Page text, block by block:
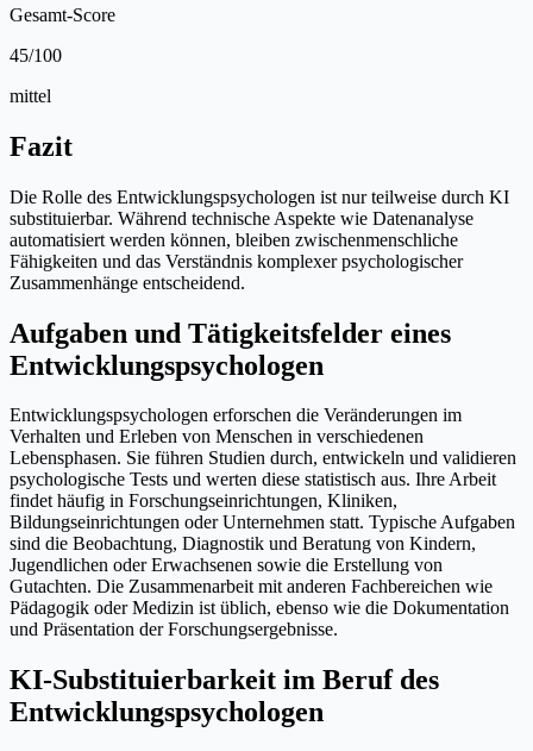
Gesamt-Score
45/100
mittel
Fazit
Die Rolle des Entwicklungspsychologen ist nur teilweise durch KI
substituierbar. Während technische Aspekte wie Datenanalyse
automatisiert werden können, bleiben zwischenmenschliche
Fähigkeiten und das Verständnis komplexer psychologischer
Zusammenhänge entscheidend.
Aufgaben und Tätigkeitsfelder eines
Entwicklungspsychologen
Entwicklungspsychologen erforschen die Veränderungen im
Verhalten und Erleben von Menschen in verschiedenen
Lebensphasen. Sie führen Studien durch, entwickeln und validieren
psychologische Tests und werten diese statistisch aus. Ihre Arbeit
findet häufig in Forschungseinrichtungen, Kliniken,
Bildungseinrichtungen oder Unternehmen statt. Typische Aufgaben
sind die Beobachtung, Diagnostik und Beratung von Kindern,
Jugendlichen oder Erwachsenen sowie die Erstellung von
Gutachten. Die Zusammenarbeit mit anderen Fachbereichen wie
Pädagogik oder Medizin ist üblich, ebenso wie die Dokumentation
und Präsentation der Forschungsergebnisse.
KI-Substituierbarkeit im Beruf des
Entwicklungspsychologen